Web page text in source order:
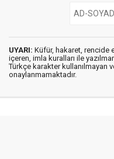
UYARI: Küfür, hakaret, rencide
içeren, imla kuralları ile
Türkçe karakter kullanılmayan
onaylanmamaktadır.